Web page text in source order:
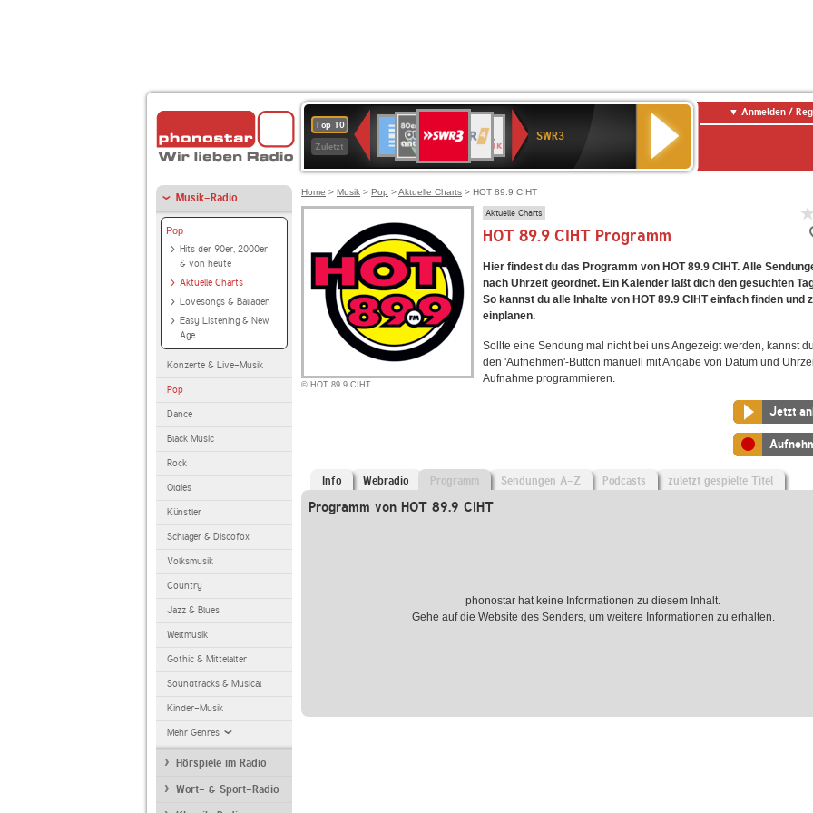
Top 10
Zuletzt
Deutschlandfunk
80er
90er
OLDIE
ANTENNE
4
KLASSIK
SWR
Kultur
NDR
2
SWR3
Anmelden /
Musik-Radio
Pop
Hits der 90er, 2000er
& von heute
Aktuelle Charts
Lovesongs & Balladen
Easy Listening & New
Age
Konzerte & Live-Musik
Pop
Dance
Black Music
Rock
Oldies
Künstler
Schlager & Discofox
Volksmusik
Country
Jazz & Blues
Weltmusik
Gothic & Mittelalter
Soundtracks & Musical
Kinder-Musik
Mehr Genres
Hörspiele im Radio
Wort- & Sport-Radio
Home > Musik > Pop >Aktuelle Charts > HOT 89.9 CIHT
© HOT 89.9 CIHT
Aktuelle Charts
HOT 89.9 CIHT Programm
Hier findest du das Programm von HOT 89.9 CIHT. Alle
nach Uhrzeit geordnet. Ein Kalender läßt dich den gesuchten
So kannst du alle Inhalte von HOT 89.9 CIHT einfach finden und
einplanen.
Sollte eine Sendung mal nicht bei uns Angezeigt werden, kannst
den 'Aufnehmen'-Button manuell mit Angabe von Datum und
Aufnahme programmieren.
Jetzt
Info Webradio Programm Sendungen A-Z Podcasts zuletzt gespielte Titel
Programm von HOT 89.9 CIHT
phonostar hat keine Informationen zu diesem Inhalt.
Gehe auf die Website des Senders, um weitere Informationen zu erhalten.